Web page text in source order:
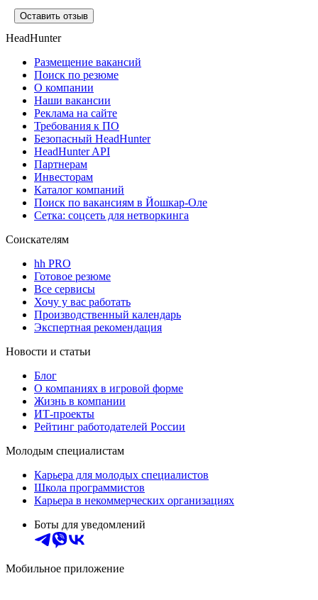
Оставить отзыв
HeadHunter
Размещение вакансий
Поиск по резюме
О компании
Наши вакансии
Реклама на сайте
Требования к ПО
Безопасный HeadHunter
HeadHunter API
Партнерам
Инвесторам
Каталог компаний
Поиск по вакансиям в Йошкар-Оле
Сетка: соцсеть для нетворкинга
Соискателям
hh PRO
Готовое резюме
Все сервисы
Хочу у вас работать
Производственный календарь
Экспертная рекомендация
Новости и статьи
Блог
О компаниях в игровой форме
Жизнь в компании
ИТ-проекты
Рейтинг работодателей России
Молодым специалистам
Карьера для молодых специалистов
Школа программистов
Карьера в некоммерческих организациях
Боты для уведомлений
Мобильное приложение